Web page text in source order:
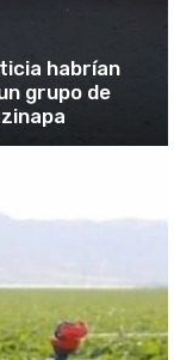
habrían
grupo de